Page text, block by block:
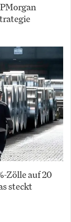
Zölle auf 20
steckt